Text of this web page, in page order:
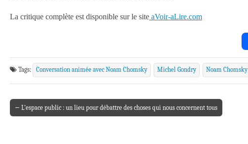
La critique complète est disponible sur le site aVoir-aLire.com
Tags: Conversation animée avec Noam Chomsky Michel Gondry Noam Chomsky
Post navigation
← L’espace public : un lieu pour débattre des choses qui nous concernent tous